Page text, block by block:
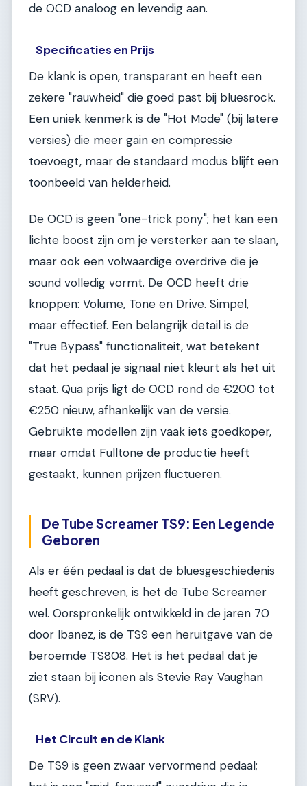
de OCD analoog en levendig aan.
Specificaties en Prijs
De klank is open, transparant en heeft een
zekere "rauwheid" die goed past bij bluesrock.
Een uniek kenmerk is de "Hot Mode" (bij latere
versies) die meer gain en compressie
toevoegt, maar de standaard modus blijft een
toonbeeld van helderheid.
De OCD is geen "one-trick pony"; het kan een
lichte boost zijn om je versterker aan te slaan,
maar ook een volwaardige overdrive die je
sound volledig vormt. De OCD heeft drie
knoppen: Volume, Tone en Drive. Simpel,
maar effectief. Een belangrijk detail is de
"True Bypass" functionaliteit, wat betekent
dat het pedaal je signaal niet kleurt als het uit
staat. Qua prijs ligt de OCD rond de €200 tot
€250 nieuw, afhankelijk van de versie.
Gebruikte modellen zijn vaak iets goedkoper,
maar omdat Fulltone de productie heeft
gestaakt, kunnen prijzen fluctueren.
De Tube Screamer TS9: Een Legende
Geboren
Als er één pedaal is dat de bluesgeschiedenis
heeft geschreven, is het de Tube Screamer
wel. Oorspronkelijk ontwikkeld in de jaren 70
door Ibanez, is de TS9 een heruitgave van de
beroemde TS808. Het is het pedaal dat je
ziet staan bij iconen als Stevie Ray Vaughan
(SRV).
Het Circuit en de Klank
De TS9 is geen zwaar vervormend pedaal;